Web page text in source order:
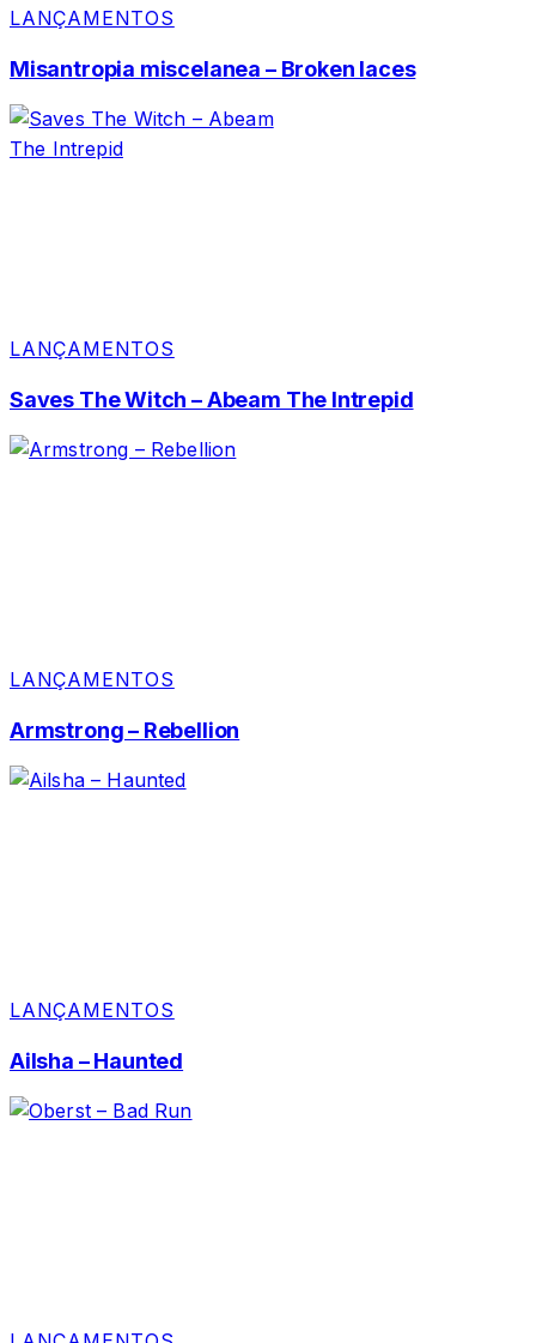
LANÇAMENTOS
Misantropia miscelanea – Broken laces
LANÇAMENTOS
Saves The Witch – Abeam The Intrepid
LANÇAMENTOS
Armstrong – Rebellion
LANÇAMENTOS
Ailsha – Haunted